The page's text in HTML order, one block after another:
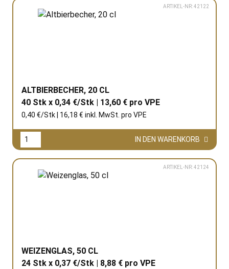
ARTIKEL-NR: 42122
ALTBIERBECHER, 20 CL
40 Stk x 0,34 €/Stk | 13,60 € pro VPE
0,40 €/Stk | 16,18 € inkl. MwSt. pro VPE
IN DEN WARENKORB
ARTIKEL-NR: 42124
WEIZENGLAS, 50 CL
24 Stk x 0,37 €/Stk | 8,88 € pro VPE